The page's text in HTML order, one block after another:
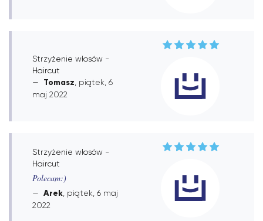
Strzyżenie włosów -
Haircut
Tomasz , piątek, 6
maj 2022
Strzyżenie włosów -
Haircut
Polecam:)
Arek , piątek, 6 maj
2022